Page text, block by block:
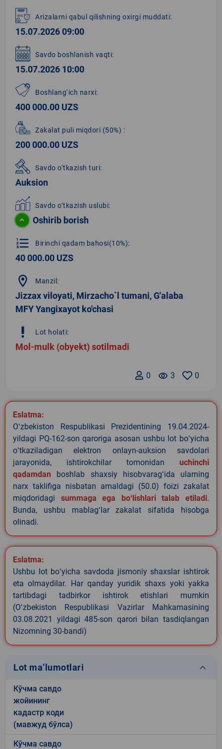
1
of
1
Arizalarni qabul qilishning oxirgi muddati:
15.07.2026 09:00
Savdo boshlanish vaqti:
15.07.2026 10:00
Boshlang‘ich narxi:
400 000.00 UZS
Zakalat puli miqdori (50%) :
200 000.00 UZS
Savdo o‘tkazish turi:
Auksion
Savdo o‘tkazish uslubi:
Oshirib borish
format_list_numbered Birinchi qadam bahosi(10%):
40 000.00 UZS
location_on Manzil:
Jizzax viloyati, Mirzacho`l tumani, G'alaba
MFY Yangixayot ko'chasi
priority_high Lot holati:
Mol-mulk (obyekt) sotilmadi
0
remove_red_eye 3
0
Eslatma:
Oʻzbekiston Respublikasi Prezidentining 19.04.2024-
yildagi PQ-162-son qaroriga asosan ushbu lot boʻyicha
oʻtkaziladigan elektron onlayn-auksion savdolari
jarayonida, ishtirokchilar tomonidan uchinchi
qadamdan boshlab shaxsiy hisobvaragʻida ularning
narx taklifiga nisbatan amaldagi (50.0) foizi zakalat
miqdoridagi summaga ega boʻlishlari talab etiladi.
Bunda, ushbu mablagʻlar zakalat sifatida hisobga
olinadi.
Eslatma:
Ushbu lot boʻyicha savdoda jismoniy shaxslar ishtirok
eta olmaydilar. Har qanday yuridik shaxs yoki yakka
tartibdagi tadbirkor ishtirok etishlari mumkin
(Oʻzbekiston Respublikasi Vazirlar Mahkamasining
03.08.2021 yildagi 485-son qarori bilan tasdiqlangan
Nizomning 30-bandi)
Lot ma’lumotlari keyboard_arrow_down
Кўчма савдо
жойининг
кадастр коди
(мавжуд бўлса)
Кўчма савдо